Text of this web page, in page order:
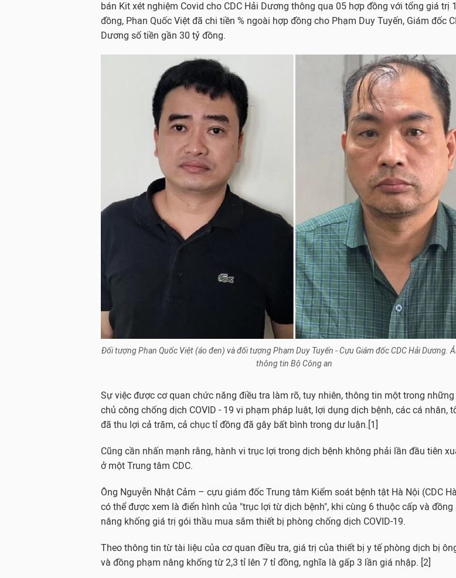
bán Kit xét nghiệm Covid cho CDC Hải Dương thông qua 05 hợp đồng với tổng giá trị
đồng, Phan Quốc Việt đã chi tiền % ngoài hợp đồng cho Phạm Duy Tuyến, Giám đốc
Dương số tiền gần 30 tỷ đồng.
Đối tượng Phan Quốc Việt (áo đen) và đối tượng Phạm Duy Tuyến - Cựu Giám đốc CDC Hải Dương.
thông tin Bộ Công an
Sự việc được cơ quan chức năng điều tra làm rõ, tuy nhiên, thông tin một trong những
chủ công chống dịch COVID - 19 vi phạm pháp luật, lợi dụng dịch bệnh, các cá nhân,
đã thu lợi cả trăm, cả chục tỉ đồng đã gây bất bình trong dư luận.[1]
Cũng cần nhấn mạnh rằng, hành vi trục lợi trong dịch bệnh không phải lần đầu tiên
ở một Trung tâm CDC.
Ông Nguyễn Nhật Cảm – cựu giám đốc Trung tâm Kiểm soát bệnh tật Hà Nội (CDC
có thể được xem là điển hình của "trục lợi từ dịch bệnh", khi cùng 6 thuộc cấp và đồng
nâng khống giá trị gói thầu mua sắm thiết bị phòng chống dịch COVID-19.
Theo thông tin từ tài liệu của cơ quan điều tra, giá trị của thiết bị y tế phòng dịch bị
và đồng phạm nâng khống từ 2,3 tỉ lên 7 tỉ đồng, nghĩa là gấp 3 lần giá nhập. [2]